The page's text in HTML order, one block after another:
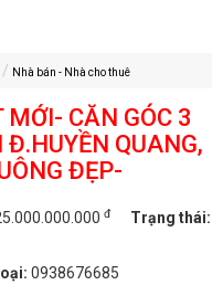
Nhà bán - Nhà cho thuê
CĂN GÓC 3
QUANG,
ĐẸP-
đ
Trạng thái:
0938676685